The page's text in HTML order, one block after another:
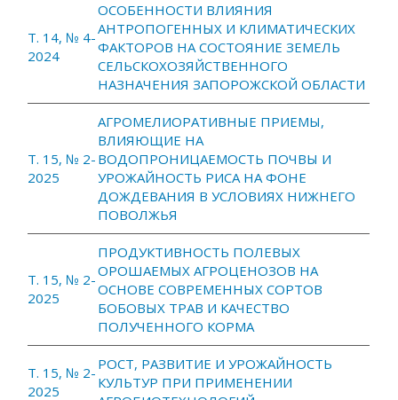
Т. 14, № 4-
2024
ОСОБЕННОСТИ ВЛИЯНИЯ
АНТРОПОГЕННЫХ И КЛИМАТИЧЕСКИХ
ФАКТОРОВ НА СОСТОЯНИЕ ЗЕМЕЛЬ
СЕЛЬСКОХОЗЯЙСТВЕННОГО
НАЗНАЧЕНИЯ ЗАПОРОЖСКОЙ ОБЛАСТИ
Т. 15, № 2-
2025
АГРОМЕЛИОРАТИВНЫЕ ПРИЕМЫ,
ВЛИЯЮЩИЕ НА
ВОДОПРОНИЦАЕМОСТЬ ПОЧВЫ И
УРОЖАЙНОСТЬ РИСА НА ФОНЕ
ДОЖДЕВАНИЯ В УСЛОВИЯХ НИЖНЕГО
ПОВОЛЖЬЯ
Т. 15, № 2-
2025
ПРОДУКТИВНОСТЬ ПОЛЕВЫХ
ОРОШАЕМЫХ АГРОЦЕНОЗОВ НА
ОСНОВЕ СОВРЕМЕННЫХ СОРТОВ
БОБОВЫХ ТРАВ И КАЧЕСТВО
ПОЛУЧЕННОГО КОРМА
Т. 15, № 2-
2025
РОСТ, РАЗВИТИЕ И УРОЖАЙНОСТЬ
КУЛЬТУР ПРИ ПРИМЕНЕНИИ